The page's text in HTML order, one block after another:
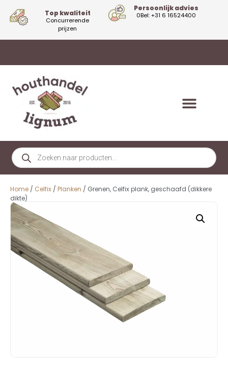
Top kwaliteit
Concurrerende
prijzen
Persoonlijk advies
0Bel: +31 6 16524400
Home / Celfix / Planken / Grenen, Celfix plank, geschaafd (dikkere
dikte)